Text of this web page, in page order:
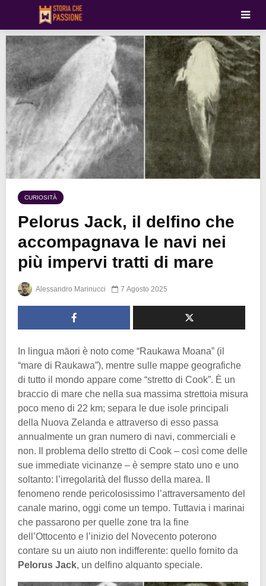
CURIOSITÀ
Pelorus Jack, il delfino che
accompagnava le navi nei
più impervi tratti di mare
Alessandro Marinucci 7 Agosto 2025
In lingua māori è noto come “Raukawa Moana” (il
“mare di Raukawa”), mentre sulle mappe geografiche
di tutto il mondo appare come “stretto di Cook”. È un
braccio di mare che nella sua massima strettoia misura
poco meno di 22 km; separa le due isole principali
della Nuova Zelanda e attraverso di esso passa
annualmente un gran numero di navi, commerciali e
non. Il problema dello stretto di Cook – così come delle
sue immediate vicinanze – è sempre stato uno e uno
soltanto: l’irregolarità del flusso della marea. Il
fenomeno rende pericolosissimo l’attraversamento del
canale marino, oggi come un tempo. Tuttavia i marinai
che passarono per quelle zone tra la fine
dell’Ottocento e l’inizio del Novecento poterono
contare su un aiuto non indifferente: quello fornito da
Pelorus Jack, un delfino alquanto speciale.